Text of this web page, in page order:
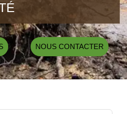
NOUS CONTACTER